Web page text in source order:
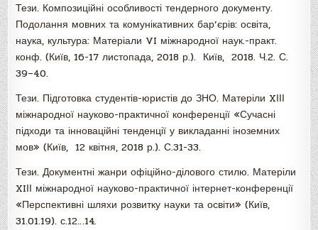
Тези. Композиційні особливості тендерного документу.
Подолання мовних та комунікативних бар’єрів: освіта,
наука, культура: Матеріали VI міжнародної наук.-практ.
конф. (Київ, 16-17 листопада, 2018 р.). Київ, 2018. Ч.2. С.
39–40.
Тези. Підготовка студентів-юристів до ЗНО. Матеріли XІІІ
міжнародної науково-практичної конференції «Сучасні
підходи та інноваційні тенденції у викладанні іноземних
мов» (Київ, 12 квітня, 2018 р.). С.31-33.
Тези. Документні жанри офіційно-ділового стилю. Матеріли
XIІІ міжнародної науково-практичної інтернет-конференції
«Перспективні шляхи розвитку науки та освіти» (Київ,
31.01.19). с.12…14.